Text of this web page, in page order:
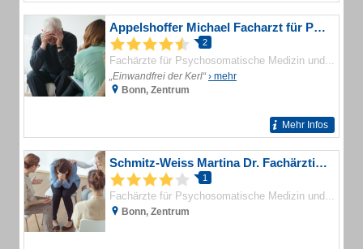
Appelshoffer Michael Facharzt für Psychosomatische Medizin und Psychotherapie
2
Fachärzte für Psychosomatische Medizin und Psychotherapie
„Einwandfrei der Kerl“› mehr
Bonn, Zentrum
Mehr Infos
Schmitz-Weiss Martina Dr. Fachärztin für Psychosomatische Medizin und Psychotherapie
1
Fachärzte für Psychosomatische Medizin und Psychotherapie
Bonn, Zentrum